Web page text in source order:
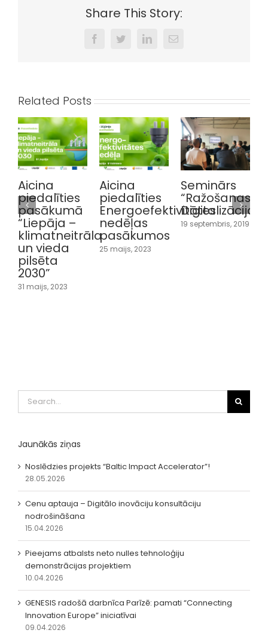
Share This Story:
FacebookTwitterLinkedInEmail
Related Posts
Aicina
piedalīties
Energoefektivitātes
nedēļas
pasākumos
25 maijs, 2023
Seminārs
“Ražošanas
Digitalizācija”
19 septembris, 2019
Seminārs
par
apkures,
ventilācijas
for:
28.05.2026
Cenu aptauja – Digitālo inovāciju konsultāciju
nodrošināšana
15.04.2026
Pieejams atbalsts neto nulles tehnoloģiju
demonstrācijas projektiem
10.04.2026
GENESIS radošā darbnīca Parīzē: pamati “Connecting
Innovation Europe” iniciatīvai
09.04.2026